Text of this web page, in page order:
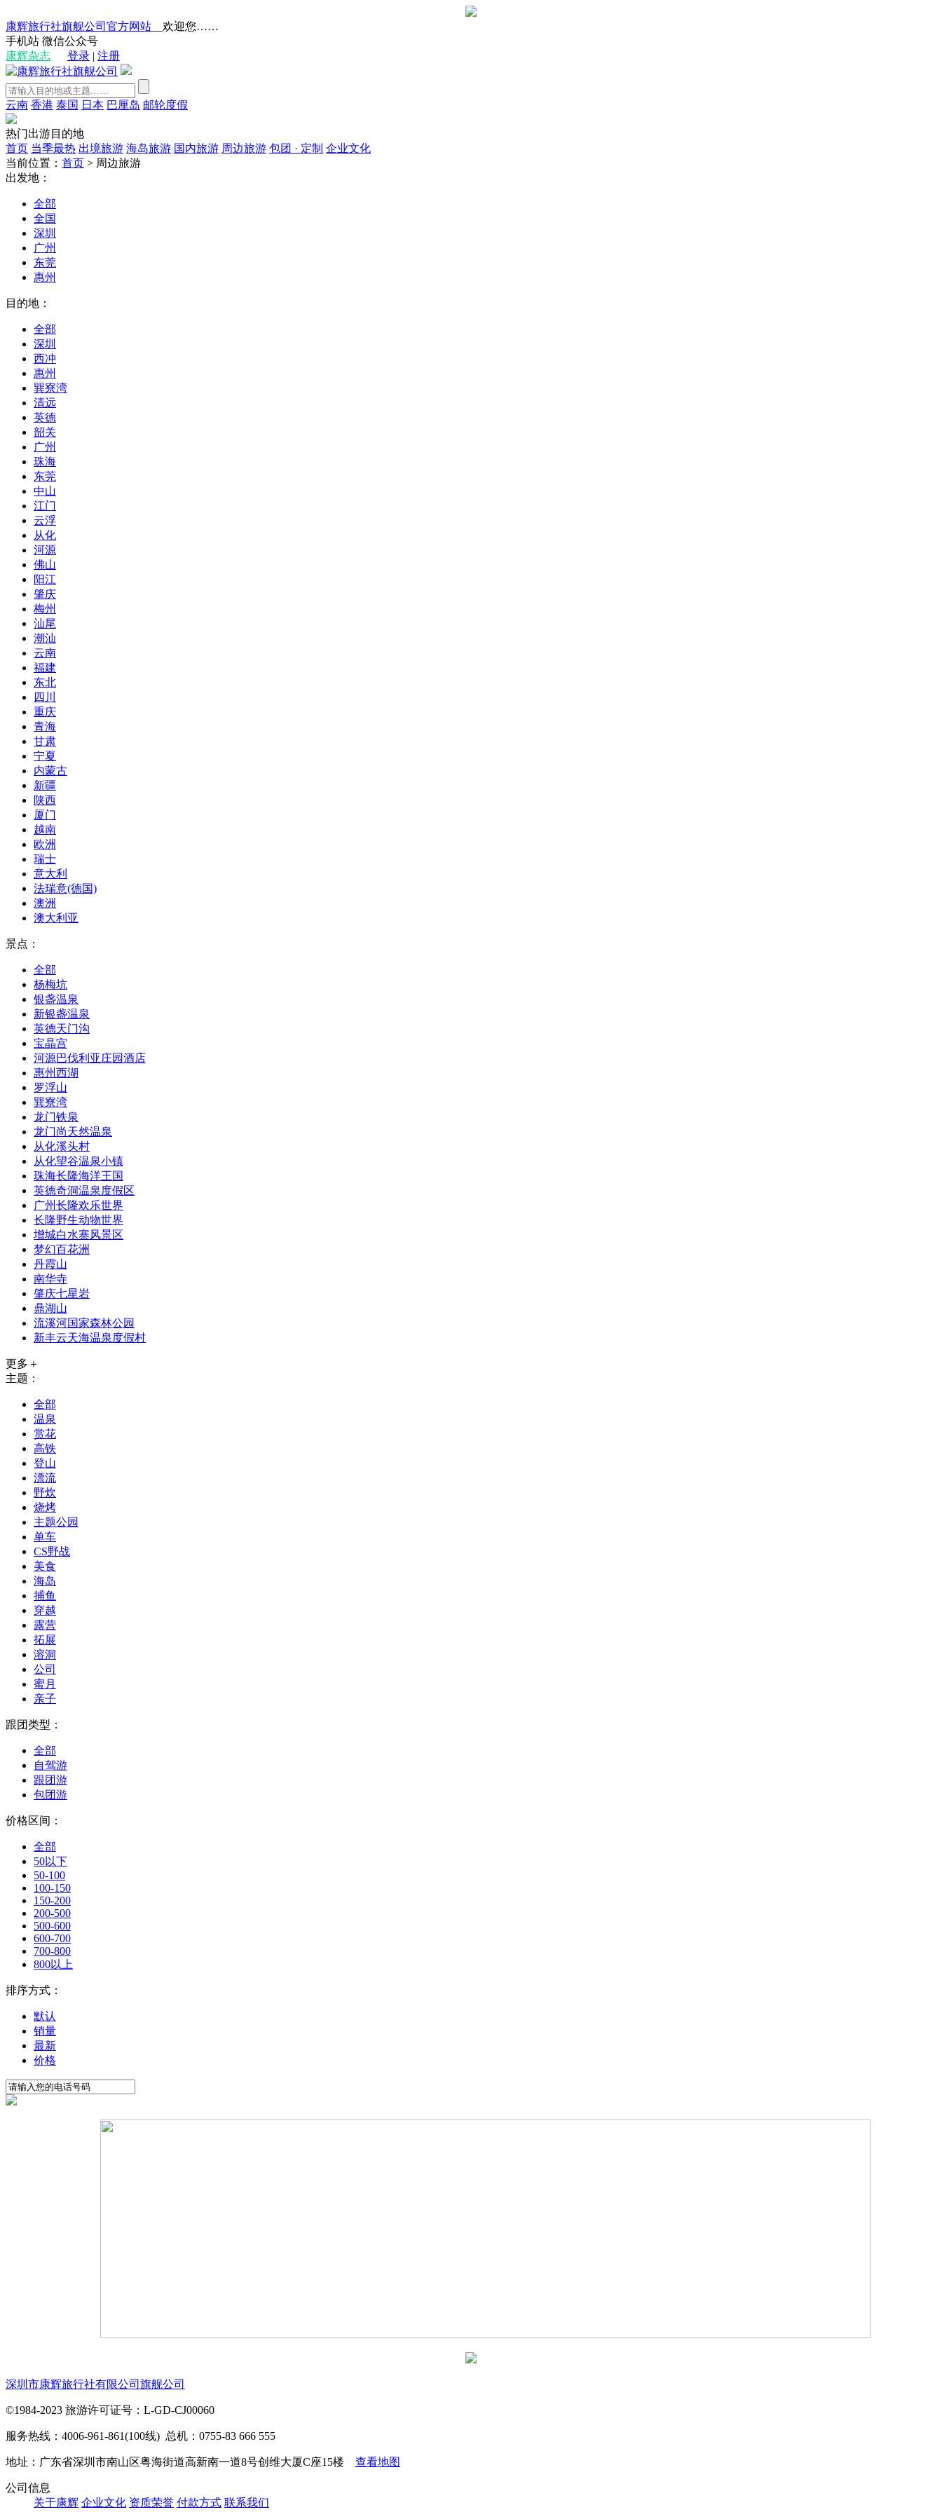
康辉旅行社旗舰公司官方网站 __欢迎您……
手机站 微信公众号
康辉杂志
登录 | 注册
云南 香港 泰国 日本 巴厘岛 邮轮度假
热门出游目的地
首页 当季最热 出境旅游 海岛旅游 国内旅游 周边旅游 包团 · 定制 企业文化
当前位置： 首页 > 周边旅游
出发地：
全部
全国
深圳
广州
东莞
惠州
目的地：
全部
深圳
西冲
惠州
巽寮湾
清远
英德
韶关
广州
珠海
东莞
中山
江门
云浮
从化
河源
佛山
阳江
肇庆
梅州
汕尾
潮汕
云南
福建
东北
四川
重庆
青海
甘肃
宁夏
内蒙古
新疆
陕西
厦门
越南
欧洲
瑞士
意大利
法瑞意(德国)
澳洲
澳大利亚
景点：
全部
杨梅坑
银盏温泉
新银盏温泉
英德天门沟
宝晶宫
河源巴伐利亚庄园酒店
惠州西湖
罗浮山
巽寮湾
龙门铁泉
龙门尚天然温泉
从化溪头村
从化望谷温泉小镇
珠海长隆海洋王国
英德奇洞温泉度假区
广州长隆欢乐世界
长隆野生动物世界
增城白水寨风景区
梦幻百花洲
丹霞山
南华寺
肇庆七星岩
鼎湖山
流溪河国家森林公园
新丰云天海温泉度假村
更多＋
主题：
全部
温泉
赏花
高铁
登山
漂流
野炊
烧烤
主题公园
单车
CS野战
美食
海岛
捕鱼
穿越
露营
拓展
溶洞
公司
蜜月
亲子
跟团类型：
全部
自驾游
跟团游
包团游
价格区间：
全部
50以下
50-100
100-150
150-200
200-500
500-600
600-700
700-800
800以上
排序方式：
默认
销量
最新
价格
深圳市康辉旅行社有限公司旗舰公司
©1984-2023 旅游许可证号：L-GD-CJ00060
服务热线：4006-961-861(100线) 总机：0755-83 666 555
地址：广东省深圳市南山区粤海街道高新南一道8号创维大厦C座15楼 查看地图
公司信息
关于康辉 企业文化 资质荣誉 付款方式 联系我们